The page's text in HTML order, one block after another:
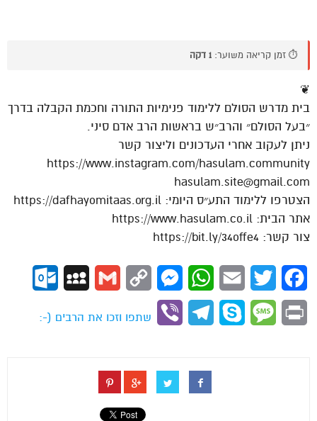
⏱️ זמן קריאה משוער: 1 דקה
❦
בית מדרש הסולם ללימוד פנימיות התורה וחכמת הקבלה בדרך
״בעל הסולם״ והרב״ש בראשות הרב אדם סיני.
ניתן לעקוב אחרי העדכונים וליצור קשר
https://www.instagram.com/hasulam.community
hasulam.site@gmail.com
הצטרפו ללימוד התע״ס היומי: https://dafhayomitaas.org.il
אתר הבית: https://www.hasulam.co.il
צור קשר: https://bit.ly/34offe4
Facebook
Twitter
Email
WhatsApp
Messenger
Copy
Gmail
MySpace
Print
Message
Skype
Telegram
Viber
שתפו וזכו את הרבים (-: